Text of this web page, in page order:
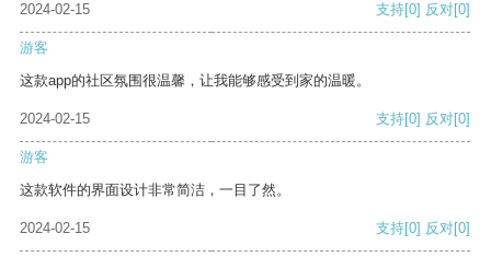
2024-02-15
支持[0] 反对[0]
游客
这款app的社区氛围很温馨，让我能够感受到家的温暖。
2024-02-15 支持[0] 反对[0]
游客
这款软件的界面设计非常简洁，一目了然。
2024-02-15 支持[0] 反对[0]